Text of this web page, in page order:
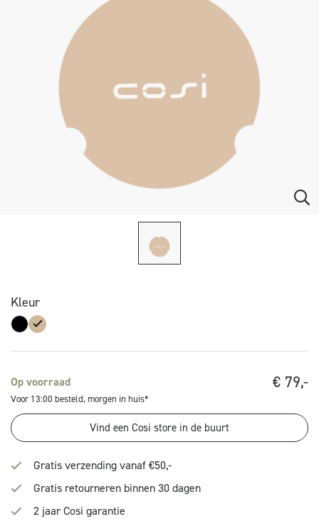
Kleur
€ 79,-
Op voorraad
Voor 13:00 besteld, morgen in huis*
Vind een Cosi store in de buurt
Gratis verzending vanaf €50,-
Gratis retourneren binnen 30 dagen
2 jaar Cosi garantie